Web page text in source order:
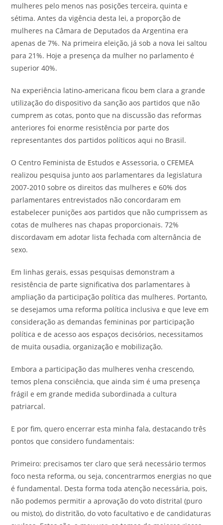
mulheres pelo menos nas posições terceira, quinta e
sétima. Antes da vigência desta lei, a proporção de
mulheres na Câmara de Deputados da Argentina era
apenas de 7%. Na primeira eleição, já sob a nova lei saltou
para 21%. Hoje a presença da mulher no parlamento é
superior 40%.
Na experiência latino-americana ficou bem clara a grande
utilização do dispositivo da sanção aos partidos que não
cumprem as cotas, ponto que na discussão das reformas
anteriores foi enorme resistência por parte dos
representantes dos partidos políticos aqui no Brasil.
O Centro Feminista de Estudos e Assessoria, o CFEMEA
realizou pesquisa junto aos parlamentares da legislatura
2007-2010 sobre os direitos das mulheres e 60% dos
parlamentares entrevistados não concordaram em
estabelecer punições aos partidos que não cumprissem as
cotas de mulheres nas chapas proporcionais. 72%
discordavam em adotar lista fechada com alternância de
sexo.
Em linhas gerais, essas pesquisas demonstram a
resistência de parte significativa dos parlamentares à
ampliação da participação política das mulheres. Portanto,
se desejamos uma reforma política inclusiva e que leve em
consideração as demandas femininas por participação
política e de acesso aos espaços decisórios, necessitamos
de muita ousadia, organização e mobilização.
Embora a participação das mulheres venha crescendo,
temos plena consciência, que ainda sim é uma presença
frágil e em grande medida subordinada a cultura
patriarcal.
E por fim, quero encerrar esta minha fala, destacando três
pontos que considero fundamentais:
Primeiro: precisamos ter claro que será necessário termos
foco nesta reforma, ou seja, concentrarmos energias no que
é fundamental. Desta forma toda atenção necessária, pois,
não podemos permitir a aprovação do voto distrital (puro
ou misto), do distritão, do voto facultativo e de candidaturas